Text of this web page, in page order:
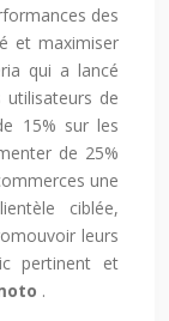
des
et maximiser
qui a lancé
utilisateurs de
15% sur les
de 25%
une
ciblée,
leurs
pertinent et
.